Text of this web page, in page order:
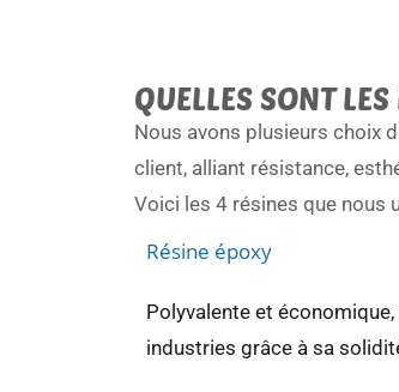
QUELLES SONT
Nous avons plusieurs choix
client, alliant résistance,
Voici les 4 résines que nous
Résine époxy
Polyvalente et
industries grâce à sa